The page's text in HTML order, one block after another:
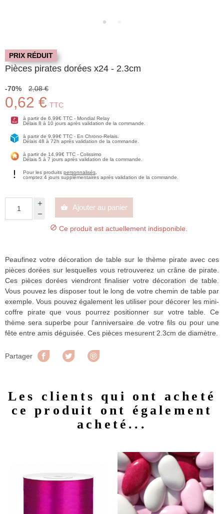
PRIX RÉDUIT
Pièces pirates dorées x24 - 2.3cm
-70% 2,08 €
0,62 € TTC
à partir de 6,99€ TTC - Mondial Relay
Délais 8 à 10 jours après validation de la commande.
à partir de 9,99€ TTC - En Chrono-Relais.
Délais 48 à 72h après validation de la commande.
à partir de 14,99€ TTC - Colissimo
Délais 5 à 7 jours après validation de la commande.
Pour les produits personnalisés
comptez 4 jours supplémentaires après validation de la commande.
 Ajouter au panier
 Ce produit est actuellement indisponible.
Peaufinez votre décoration de table sur le thème pirate avec ces
pièces dorées sur lesquelles vous retrouverez un crâne de pirate.
Ces pièces dorées viendront finaliser votre décoration de table.
Vous pouvez les disposer tout le long de votre chemin de table par
exemple. Vous pouvez également les utiliser pour décorer les mini-
coffre pirate que vous pourrez positionner sur votre table. Ce
thème sera superbe pour l'anniversaire de votre fils ou pour une
fête entre amis déguisée. Ces pièces mesurent 2.3cm de diamètre.
Partager Partager Tweet
Les clients qui ont acheté
ce produit ont également
acheté...